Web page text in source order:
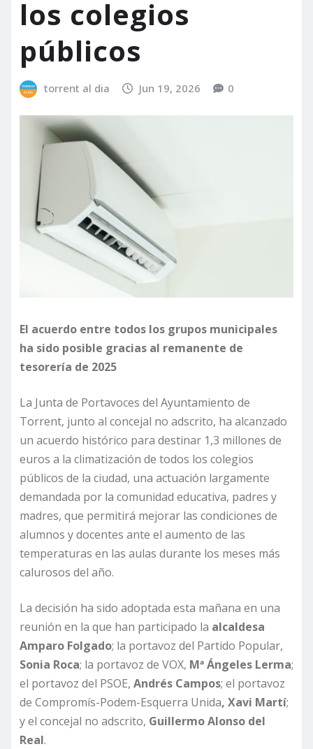
los colegios
públicos
torrent al dia Jun 19, 2026 0
El acuerdo entre todos los grupos municipales
ha sido posible gracias al remanente de
tesorería de 2025
La Junta de Portavoces del Ayuntamiento de
Torrent, junto al concejal no adscrito, ha alcanzado
un acuerdo histórico para destinar 1,3 millones de
euros a la climatización de todos los colegios
públicos de la ciudad, una actuación largamente
demandada por la comunidad educativa, padres y
madres, que permitirá mejorar las condiciones de
alumnos y docentes ante el aumento de las
temperaturas en las aulas durante los meses más
calurosos del año.
La decisión ha sido adoptada esta mañana en una
reunión en la que han participado la alcaldesa
Amparo Folgado; la portavoz del Partido Popular,
Sonia Roca; la portavoz de VOX, Mª Ángeles Lerma;
el portavoz del PSOE, Andrés Campos; el portavoz
de Compromís-Podem-Esquerra Unida, Xavi Martí;
y el concejal no adscrito, Guillermo Alonso del
Real.